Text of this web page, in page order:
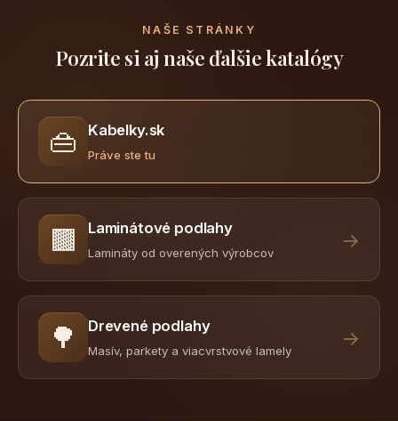
NAŠE STRÁNKY
Pozrite si aj naše ďalšie katalógy
👜 Kabelky.sk
Práve ste tu
🟫 Laminátové podlahy
Lamináty od overených výrobcov
→
🌳 Drevené podlahy
Masív, parkety a viacvrstvové lamely
→